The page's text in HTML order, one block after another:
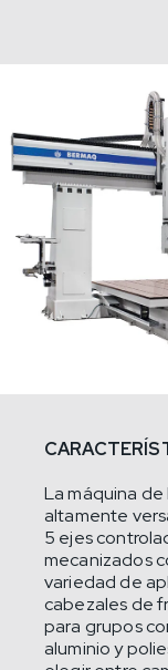
La máquina de
altamente
5 ejes
mecanizados
variedad de
cabezales de
para grupos
aluminio y